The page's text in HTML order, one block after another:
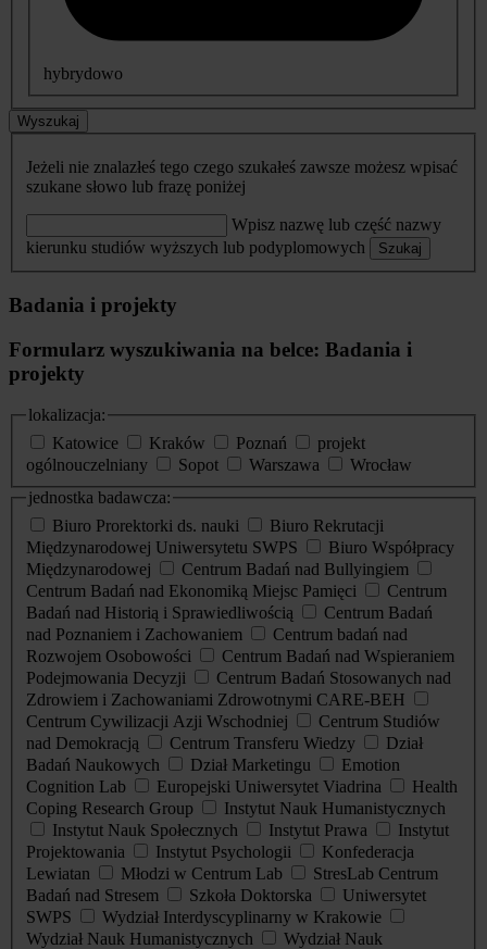
hybrydowo
Wyszukaj
Jeżeli nie znalazłeś tego czego szukałeś zawsze możesz wpisać
szukane słowo lub frazę poniżej
Wpisz nazwę lub część nazwy
kierunku studiów wyższych lub podyplomowych
Szukaj
Badania i projekty
Formularz wyszukiwania na belce: Badania i
projekty
lokalizacja:
Katowice
Kraków Poznań
projekt
ogólnouczelniany
Sopot Warszawa
Wrocław
jednostka badawcza:
Biuro Prorektorki ds. nauki
Biuro Rekrutacji
Międzynarodowej Uniwersytetu SWPS
Biuro Współpracy
Międzynarodowej
Centrum Badań nad Bullyingiem
Centrum Badań nad Ekonomiką Miejsc Pamięci
Centrum
Badań nad Historią i Sprawiedliwością
Centrum Badań
nad Poznaniem i Zachowaniem
Centrum badań nad
Rozwojem Osobowości
Centrum Badań nad Wspieraniem
Podejmowania Decyzji
Centrum Badań Stosowanych nad
Zdrowiem i Zachowaniami Zdrowotnymi CARE-BEH
Centrum Cywilizacji Azji Wschodniej
Centrum Studiów
nad Demokracją
Centrum Transferu Wiedzy
Dział
Badań Naukowych
Dział Marketingu
Emotion
Cognition Lab
Europejski Uniwersytet Viadrina
Health
Coping Research Group
Instytut Nauk Humanistycznych
Instytut Nauk Społecznych
Instytut Prawa
Instytut
Projektowania
Instytut Psychologii
Konfederacja
Lewiatan
Młodzi w Centrum Lab
StresLab Centrum
Badań nad Stresem
Szkoła Doktorska
Uniwersytet
SWPS
Wydział Interdyscyplinarny w Krakowie
Wydział Nauk Humanistycznych
Wydział Nauk